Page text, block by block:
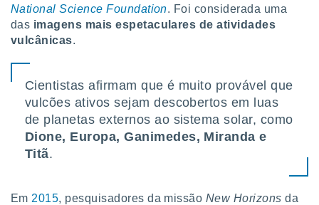
National Science Foundation. Foi considerada uma
das imagens mais espetaculares de atividades
vulcânicas.
Cientistas afirmam que é muito provável que
vulcões ativos sejam descobertos em luas
de planetas externos ao sistema solar, como
Dione, Europa, Ganimedes, Miranda e
Titã.
Em 2015, pesquisadores da missão New Horizons da